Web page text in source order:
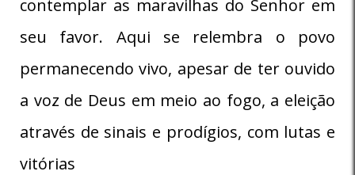
contemplar as maravilhas do Senhor em
seu favor. Aqui se relembra o povo
permanecendo vivo, apesar de ter ouvido
a voz de Deus em meio ao fogo, a eleição
através de sinais e prodígios, com lutas e
vitórias